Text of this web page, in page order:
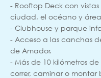
- Rooftop Deck con vistas
ciudad, el océano y
- Clubhouse y parque
- Acceso a las canchas
de Amador.
- Más de 10 kilómetros
correr, caminar o montar